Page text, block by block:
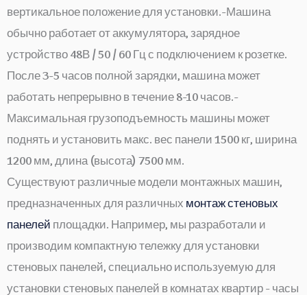
вертикальное положение для установки.-Машина
обычно работает от аккумулятора, зарядное
устройство 48В / 50 / 60 Гц с подключением к розетке.
После 3-5 часов полной зарядки, машина может
работать непрерывно в течение 8-10 часов.-
Максимальная грузоподъемность машины может
поднять и установить макс. вес панели 1500 кг, ширина
1200 мм, длина (высота) 7500 мм.
Существуют различные модели монтажных машин,
предназначенных для различных монтаж стеновых
панелей площадки. Например, мы разработали и
производим компактную тележку для установки
стеновых панелей, специально используемую для
установки стеновых панелей в комнатах квартир - часы